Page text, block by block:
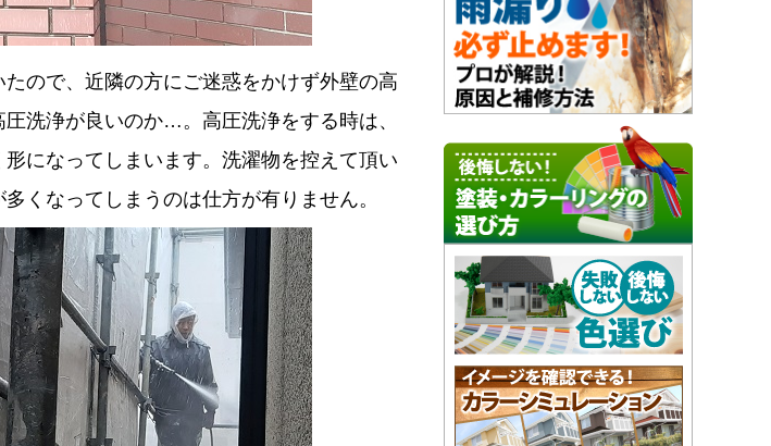
ので、近隣の方にご迷惑をかけず外壁の高
洗浄が良いのか…。高圧洗浄をする時は、
になってしまいます。洗濯物を控えて頂い
くなってしまうのは仕方が有りません。